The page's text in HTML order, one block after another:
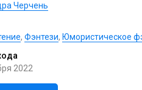
Черчень
, Фэнтези, Юмористическое
2022